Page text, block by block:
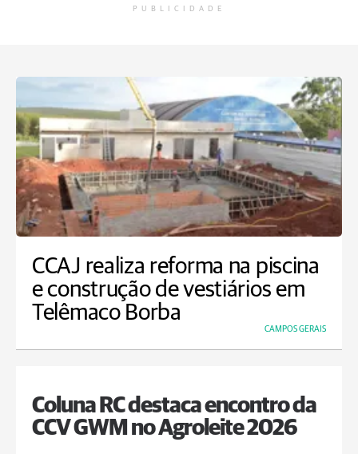
PUBLICIDADE
CCAJ realiza reforma na piscina
e construção de vestiários em
Telêmaco Borba
CAMPOS GERAIS
Coluna RC destaca encontro da
CCV GWM no Agroleite 2026